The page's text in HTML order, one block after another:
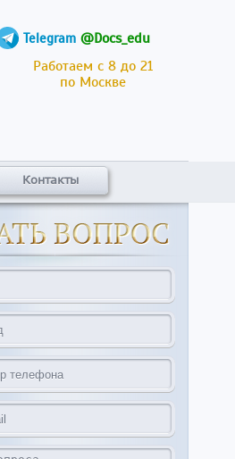
Telegram @Docs_edu
Работаем с 8 до 21
по Москве
Контакты